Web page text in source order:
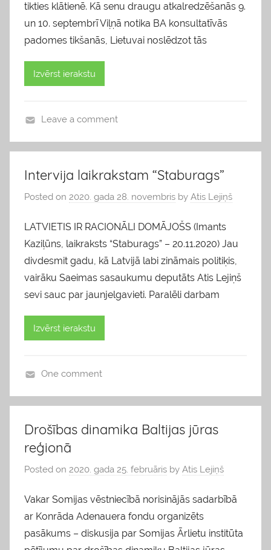
tikties klātienē. Kā senu draugu atkalredzēšanās 9.
un 10. septembrī Viļņā notika BA konsultatīvās
padomes tikšanās, Lietuvai noslēdzot tās
Izvērst ierakstu
l
g
s
Leave a comment
Intervija laikrakstam “Staburags”
Posted on 2020. gada 28. novembris by Atis Lejiņš
LATVIETIS IR RACIONĀLI DOMĀJOŠS (Imants
Kaziļūns, laikraksts “Staburags” – 20.11.2020) Jau
divdesmit gadu, kā Latvijā labi zināmais politiķis,
vairāku Saeimas sasaukumu deputāts Atis Lejiņš
sevi sauc par jaunjelgavieti. Paralēli darbam
Izvērst ierakstu
l
g
s
One comment
Drošības dinamika Baltijas jūras
reģionā
Posted on 2020. gada 25. februāris by Atis Lejiņš
Vakar Somijas vēstniecībā norisinājās sadarbībā
ar Konrāda Adenauera fondu organizēts
pasākums – diskusija par Somijas Ārlietu institūta